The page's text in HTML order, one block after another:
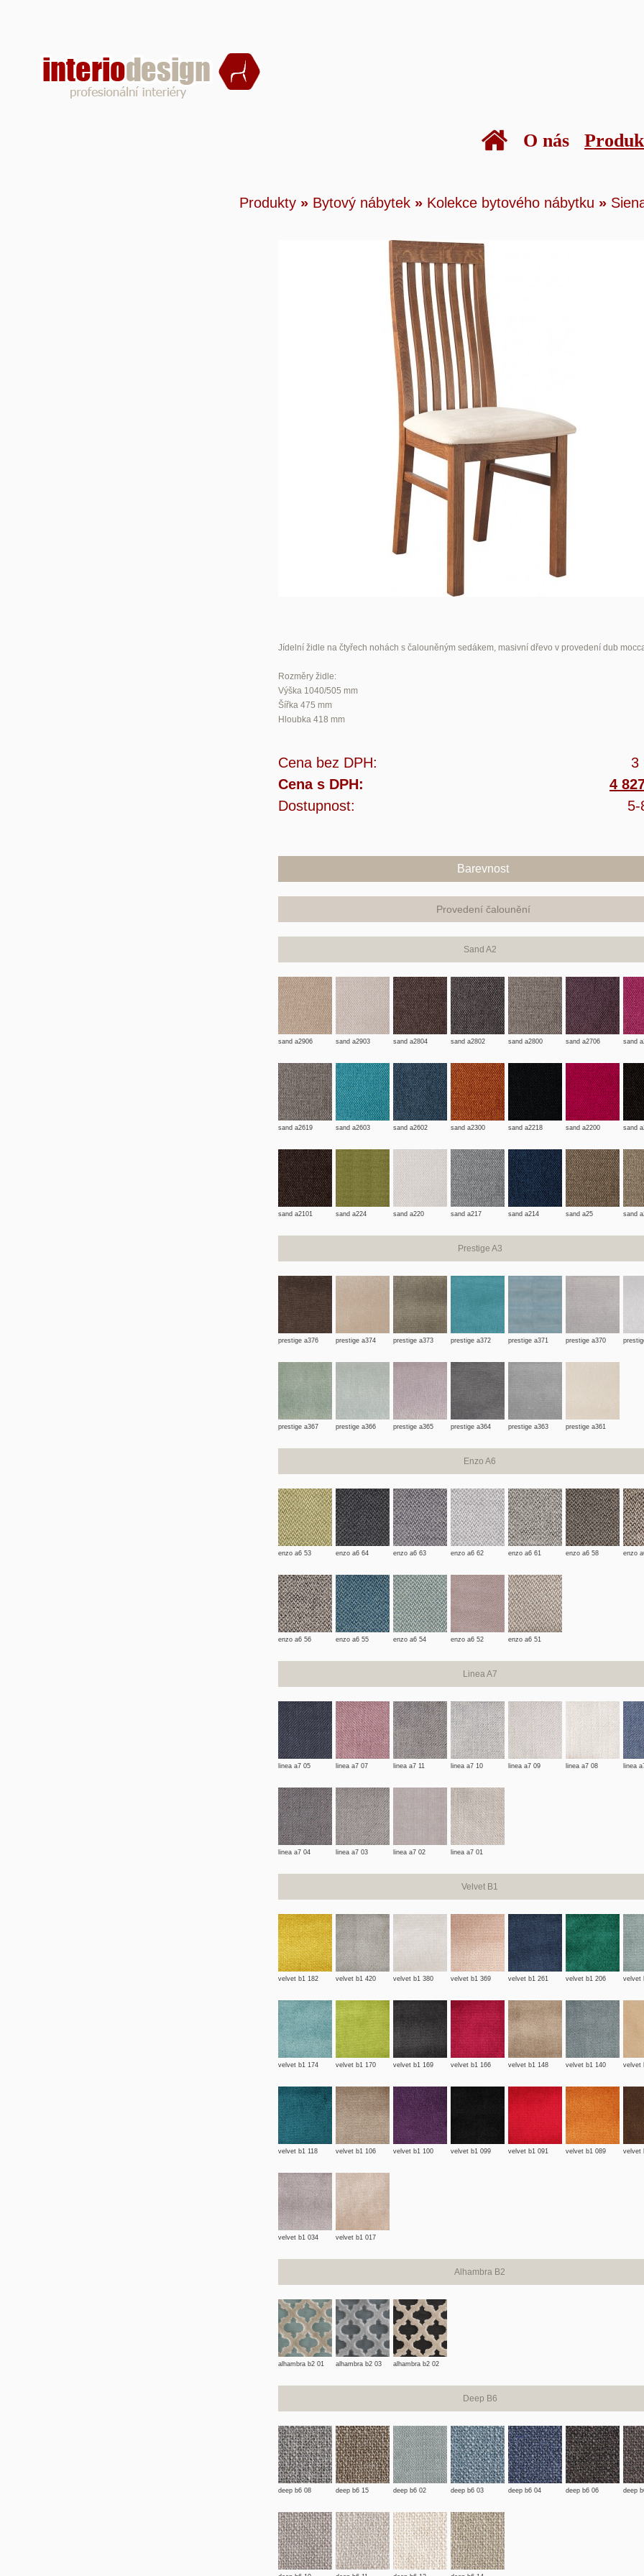
O nás
Produkty » Bytový nábytek » Kolekce bytového nábytku »
Produkty » Bytový nábytek » Kolekce bytového
Siena
» Židle I-12
Jídelní židle na čtyřech nohách s čalouněným sedákem, masivní dřevo v provedení dub
Rozměry židle:
Výška 1040/505 mm
Šířka 475 mm
Hloubka 418 mm
Cena bez DPH:
3
Cena s DPH:
4
Dostupnost:
5-
Barevnost
Provedení čalounění
Sand A2
sand a2906 sand a2903 sand a2804 sand a2802 sand a2800 sand a2706 sand
sand a2619 sand a2603 sand a2602 sand a2300 sand a2218 sand a2200 sand
sand a2101 sand a224 sand a220 sand a217 sand a214 sand a25 sand
Prestige A3
prestige a376 prestige a374 prestige a373 prestige a372 prestige a371 prestige a370
prestige a367 prestige a366 prestige a365 prestige a364 prestige a363 prestige a361
Enzo A6
enzo a6 53 enzo a6 64 enzo a6 63 enzo a6 62 enzo a6 61 enzo a6 58 enzo
enzo a6 56 enzo a6 55 enzo a6 54 enzo a6 52 enzo a6 51
Linea A7
linea a7 05 linea a7 07 linea a7 11 linea a7 10 linea a7 09 linea a7 08 linea
linea a7 04 linea a7 03 linea a7 02 linea a7 01
Velvet B1
velvet b1 182 velvet b1 420 velvet b1 380 velvet b1 369 velvet b1 261 velvet b1 206 velvet
velvet b1 174 velvet b1 170 velvet b1 169 velvet b1 166 velvet b1 148 velvet b1 140 velvet
velvet b1 118 velvet b1 106 velvet b1 100 velvet b1 099 velvet b1 091 velvet b1 089 velvet
velvet b1 034 velvet b1 017
Alhambra B2
alhambra b2 01 alhambra b2 03 alhambra b2 02
Deep B6
deep b6 08 deep b6 15 deep b6 02 deep b6 03 deep b6 04 deep b6 06 deep